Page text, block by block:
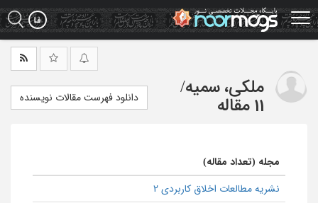
Skip
to
main
ملکی، سمیه/
11 مقاله
دانلود فهرست مقالات نویسنده
مجله (تعداد مقاله)
نشریه مطالعات اخلاق کاربردی 2